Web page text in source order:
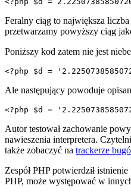
Feralny ciąg to największa
przetwarzamy powyższy ciąg
Poniższy kod zatem nie jest
<?php $d =
Ale następujący powoduje
<?php $d =
Autor testował zachowanie
nawieszenia interpretera.
także zobaczyć na trackerze
Zespół PHP potwierdził
PHP, może występować w